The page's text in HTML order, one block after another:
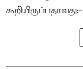
கூறியிருப்பதாவது:-